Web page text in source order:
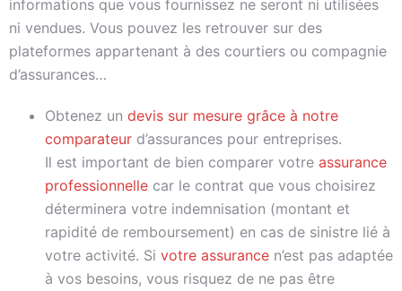
informations que vous fournissez ne seront ni utilisées
ni vendues. Vous pouvez les retrouver sur des
plateformes appartenant à des courtiers ou compagnie
d’assurances…
Obtenez un devis sur mesure grâce à notre
comparateur d’assurances pour entreprises.
Il est important de bien comparer votre assurance
professionnelle car le contrat que vous choisirez
déterminera votre indemnisation (montant et
rapidité de remboursement) en cas de sinistre lié à
votre activité. Si votre assurance n’est pas adaptée
à vos besoins, vous risquez de ne pas être